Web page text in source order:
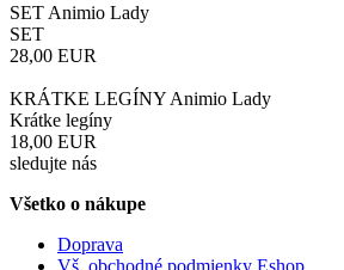
SET Animio Lady
SET
28,00 EUR
KRÁTKE LEGÍNY Animio Lady
Krátke legíny
18,00 EUR
sledujte nás
Všetko o nákupe
Doprava
Vš. obchodné podmienky Eshop